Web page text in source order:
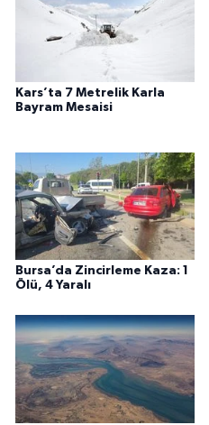
Kars’ta 7 Metrelik Karla
Bayram Mesaisi
Bursa’da Zincirleme Kaza: 1
Ölü, 4 Yaralı